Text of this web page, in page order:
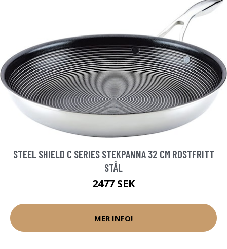
STEEL SHIELD C SERIES STEKPANNA 32 CM ROSTFRITT
STÅL
2477 SEK
MER INFO!